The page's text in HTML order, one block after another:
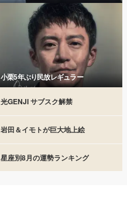
小栗5年ぶり民放レギュラー
光GENJI サブスク解禁
岩田＆イモトが巨大地上絵
星座別8月の運勢ランキング